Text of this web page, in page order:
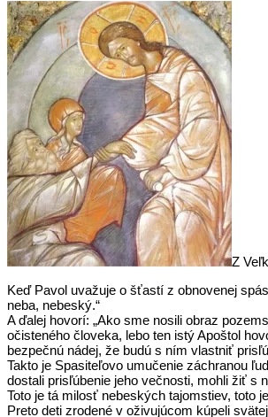
Z
Keď Pavol uvažuje o šťastí z obnovenej
neba, nebeský.“
A ďalej hovorí: „Ako sme nosili obraz
očisteného človeka, lebo ten istý Apoštol
bezpečnú nádej, že budú s ním vlastniť
Takto je Spasiteľovo umučenie záchranou
dostali prisľúbenie jeho večnosti, mohli žiť s
Toto je tá milosť nebeských tajomstiev, toto
Preto deti zrodené v oživujúcom kúpeli